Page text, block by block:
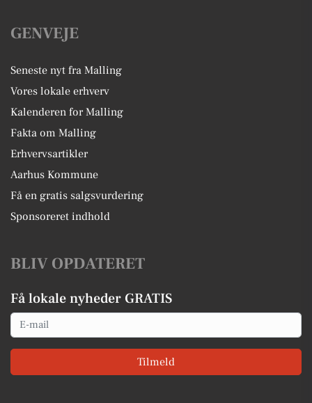
GENVEJE
Seneste nyt fra Malling
Vores lokale erhverv
Kalenderen for Malling
Fakta om Malling
Erhvervsartikler
Aarhus Kommune
Få en gratis salgsvurdering
Sponsoreret indhold
BLIV OPDATERET
Få lokale nyheder GRATIS
Email
Tilmeld